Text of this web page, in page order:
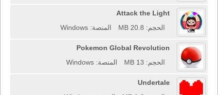
Attack the Light
الحجم: 20.8 MB
المنصة: Windows
Pokemon Global Revolution
الحجم: 13 MB
المنصة: Windows
Undertale